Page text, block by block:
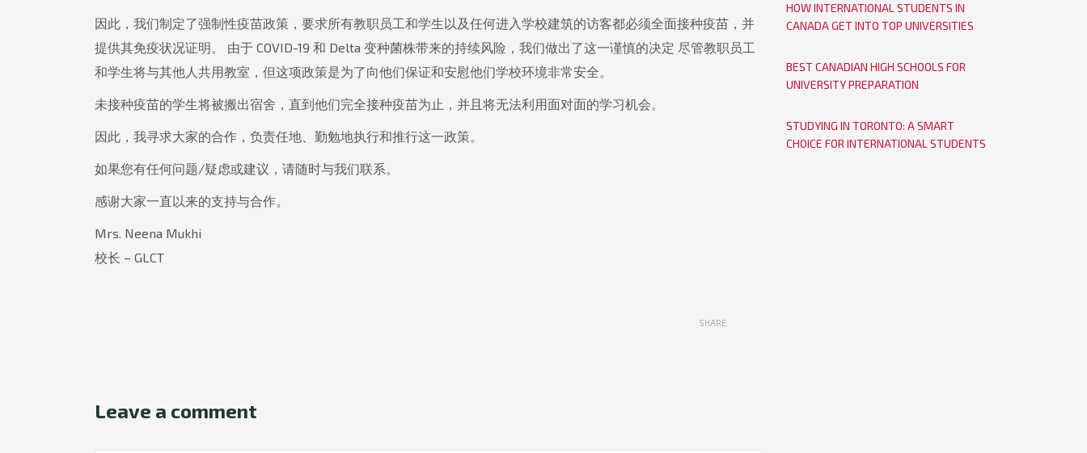
因此，我们制定了强制性疫苗政策，要求所有教职员工和学生以及任何进入学校建筑的访客都必须全面接种疫苗，并
提供其免疫状况证明。 由于 COVID-19 和 Delta 变种菌株带来的持续风险，我们做出了这一谨慎的决定 尽管教职员工
和学生将与其他人共用教室，但这项政策是为了向他们保证和安慰他们学校环境非常安全。
未接种疫苗的学生将被搬出宿舍，直到他们完全接种疫苗为止，并且将无法利用面对面的学习机会。
因此，我寻求大家的合作，负责任地、勤勉地执行和推行这一政策。
如果您有任何问题/疑虑或建议，请随时与我们联系。
感谢大家一直以来的支持与合作。
Mrs. Neena Mukhi
校长 – GLCT
SHARE
Leave a comment
HOW INTERNATIONAL STUDENTS IN
CANADA GET INTO TOP UNIVERSITIES
BEST CANADIAN HIGH SCHOOLS FOR
UNIVERSITY PREPARATION
STUDYING IN TORONTO: A SMART
CHOICE FOR INTERNATIONAL STUDENTS